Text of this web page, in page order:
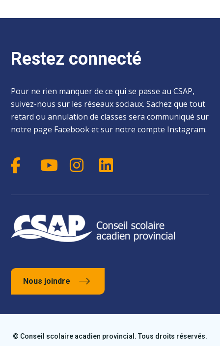
Restez connecté
Pour ne rien manquer de ce qui se passe au CSAP,
suivez-nous sur les réseaux sociaux. Sachez que tout
retard ou annulation de classes sera communiqué sur
notre page Facebook et sur notre compte Instagram.
Nous joindre
© Conseil scolaire acadien provincial. Tous droits réservés.